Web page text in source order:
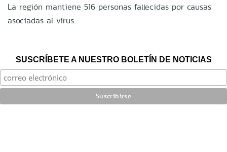
La región mantiene 516 personas fallecidas por causas
asociadas al virus.
SUSCRÍBETE A NUESTRO BOLETÍN DE NOTICIAS